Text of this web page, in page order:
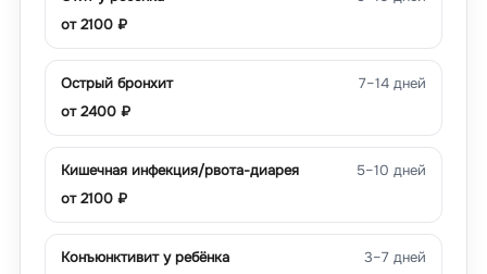
от2100 ₽
Острый бронхит
7–14 дней
от2400 ₽
Кишечная инфекция/рвота-диарея
5–10 дней
от2100 ₽
Конъюнктивит у ребёнка
3–7 дней